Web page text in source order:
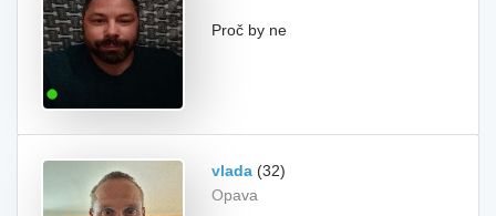
Proč by ne
vlada (32)
Opava